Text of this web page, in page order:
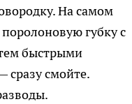
На самом
губку с
быстрыми
сразу смойте.